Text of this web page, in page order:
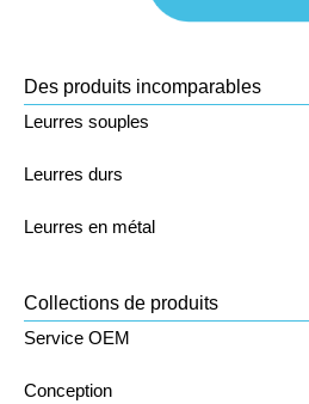
Des produits incomparables
Leurres souples
Leurres durs
Leurres en métal
Collections de produits
Service OEM
Conception